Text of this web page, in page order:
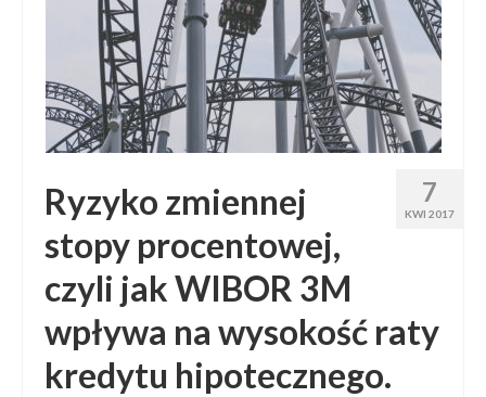
7
KWI 2017
Ryzyko zmiennej
stopy procentowej,
czyli jak WIBOR 3M
wpływa na wysokość raty
kredytu hipotecznego.